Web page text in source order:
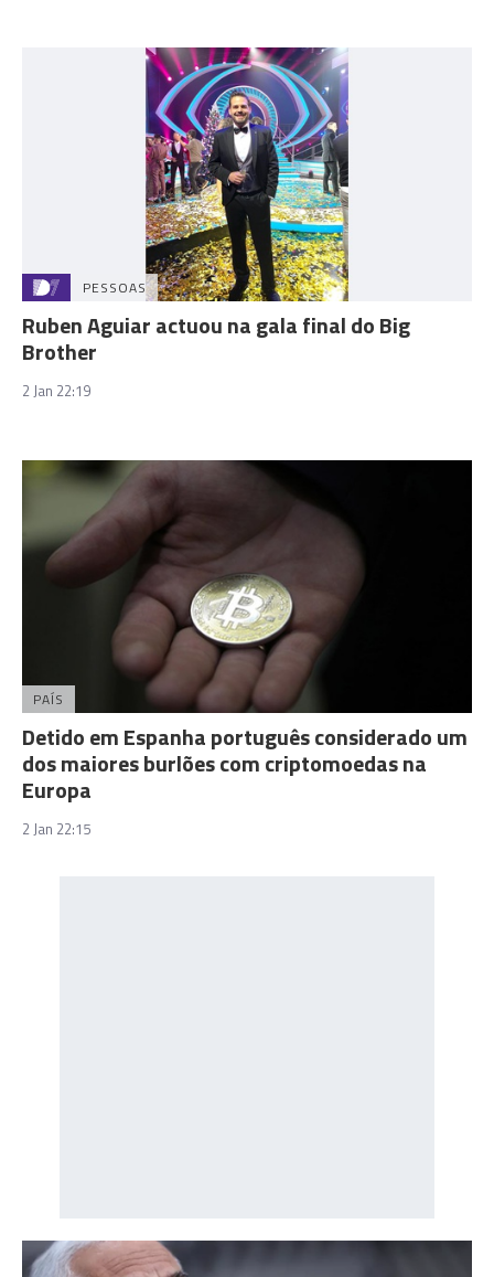
PESSOAS
Ruben Aguiar actuou na gala final do Big
Brother
2 Jan 22:19
PAÍS
Detido em Espanha português considerado um
dos maiores burlões com criptomoedas na
Europa
2 Jan 22:15